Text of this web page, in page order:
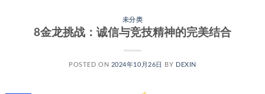
未分类
8金龙挑战：诚信与竞技精神的完美结合
POSTED ON 2024年10月26日 BY DEXIN